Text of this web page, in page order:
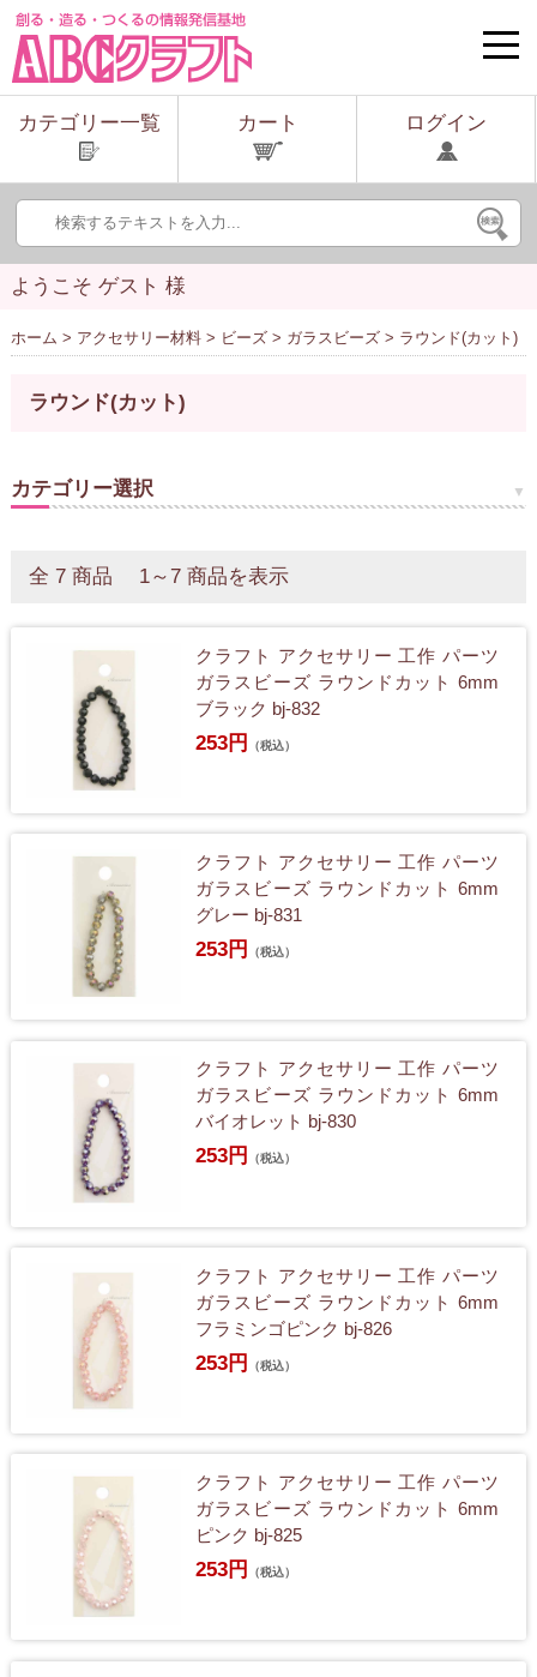
toggle
カテゴリー一覧
カート ログイン
ようこそ ゲスト 様
ホーム > アクセサリー材料> ビーズ> ガラスビーズ> ラウンド(カット)
ラウンド(カット)
カテゴリー選択
全 7 商品 1～7 商品を表示
クラフト アクセサリー 工作 パーツ
ガラスビーズ ラウンドカット 6mm
ブラック bj-832
253円 （税込）
クラフト アクセサリー 工作 パーツ
ガラスビーズ ラウンドカット 6mm
グレー bj-831
253円 （税込）
クラフト アクセサリー 工作 パーツ
ガラスビーズ ラウンドカット 6mm
バイオレット bj-830
253円 （税込）
クラフト アクセサリー 工作 パーツ
ガラスビーズ ラウンドカット 6mm
フラミンゴピンク bj-826
253円 （税込）
クラフト アクセサリー 工作 パーツ
ガラスビーズ ラウンドカット 6mm
ピンク bj-825
253円 （税込）